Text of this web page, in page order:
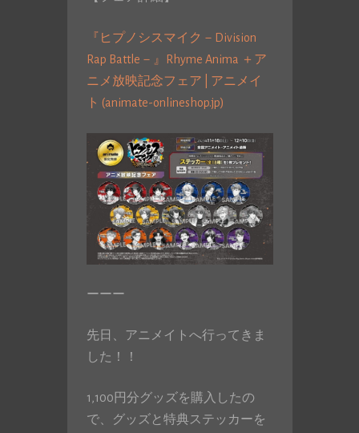
『ヒプノシスマイク－Division
Rap Battle－』Rhyme Anima ＋ア
ニメ放映記念フェア | アニメイ
ト (animate-onlineshop.jp)
ーーー
先日、アニメイトへ行ってきま
した！！
1,100円分グッズを購入したの
で、グッズと特典ステッカーを